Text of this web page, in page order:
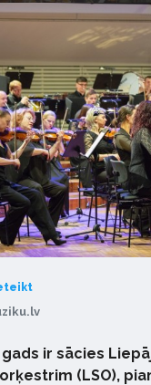
gads ir sācies
(LSO),